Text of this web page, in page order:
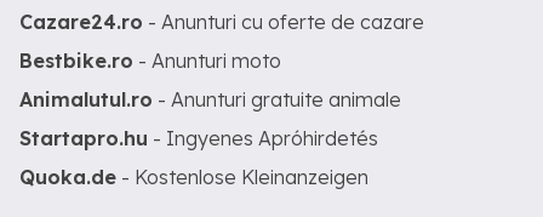
Cazare24.ro - Anunturi cu oferte de cazare
Bestbike.ro - Anunturi moto
Animalutul.ro - Anunturi gratuite animale
Startapro.hu - Ingyenes Apróhirdetés
Quoka.de - Kostenlose Kleinanzeigen